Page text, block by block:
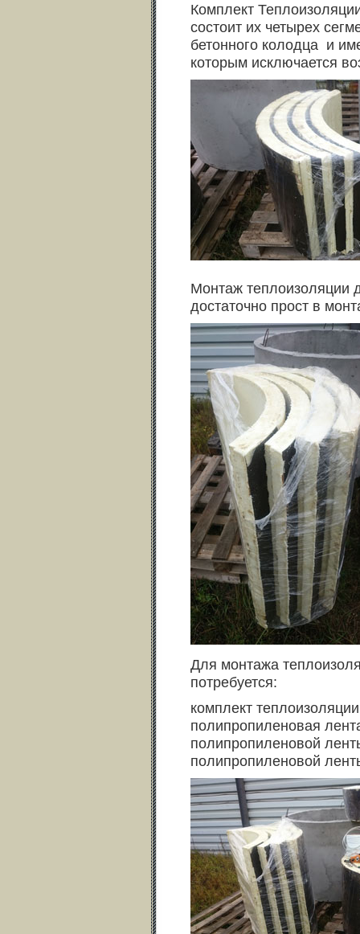
Комплект
состоит их четырех
бетонного колодца и
которым исключается
Монтаж теплоизоляции
достаточно прост в
Для монтажа
потребуется:
комплект
полипропиленовая
полипропиленовой
полипропиленовой